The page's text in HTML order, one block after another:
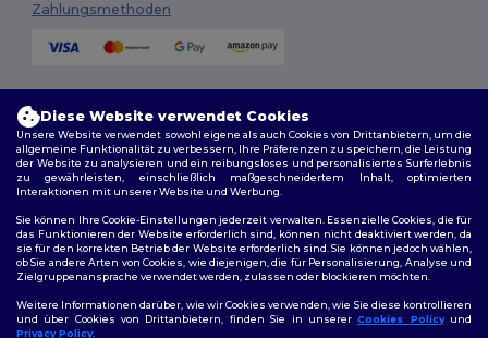
Zahlungsmethoden
Folge uns
Diese Website verwendet Cookies
Unsere Website verwendet sowohl eigene als auch Cookies von Drittanbietern, um die
allgemeine Funktionalität zu verbessern, Ihre Präferenzen zu speichern, die Leistung
der Website zu analysieren und ein reibungsloses und personalisiertes Surferlebnis
zu gewährleisten, einschließlich maßgeschneidertem Inhalt, optimierten
Interaktionen mit unserer Website und Werbung.
Sie können Ihre Cookie-Einstellungen jederzeit verwalten. Essenzielle Cookies, die für
das Funktionieren der Website erforderlich sind, können nicht deaktiviert werden, da
sie für den korrekten Betrieb der Website erforderlich sind. Sie können jedoch wählen,
ob Sie andere Arten von Cookies, wie diejenigen, die für Personalisierung, Analyse und
Zielgruppenansprache verwendet werden, zulassen oder blockieren möchten.
Weitere Informationen darüber, wie wir Cookies verwenden, wie Sie diese kontrollieren
und über Cookies von Drittanbietern, finden Sie in unsererCookies Policyund
Privacy Policy.